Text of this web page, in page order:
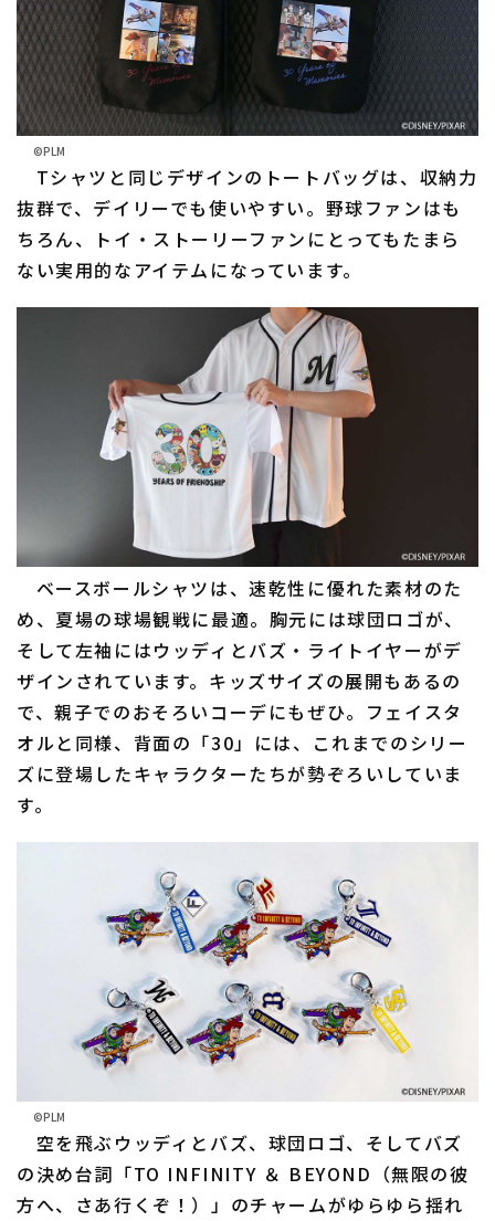
©PLM
Tシャツと同じデザインのトートバッグは、収納力
抜群で、デイリーでも使いやすい。野球ファンはも
ちろん、トイ・ストーリーファンにとってもたまら
ない実用的なアイテムになっています。
ベースボールシャツは、速乾性に優れた素材のた
め、夏場の球場観戦に最適。胸元には球団ロゴが、
そして左袖にはウッディとバズ・ライトイヤーがデ
ザインされています。キッズサイズの展開もあるの
で、親子でのおそろいコーデにもぜひ。フェイスタ
オルと同様、背面の「30」には、これまでのシリー
ズに登場したキャラクターたちが勢ぞろいしていま
す。
©PLM
空を飛ぶウッディとバズ、球団ロゴ、そしてバズ
の決め台詞「TO INFINITY ＆ BEYOND（無限の彼
方へ、さあ行くぞ！）」のチャームがゆらゆら揺れ